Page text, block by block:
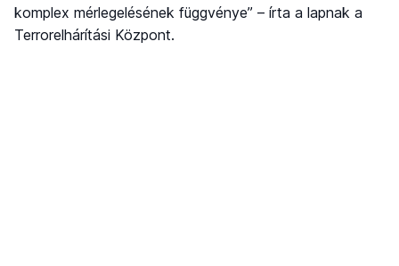
komplex mérlegelésének függvénye” – írta a lapnak a
Terrorelhárítási Központ.